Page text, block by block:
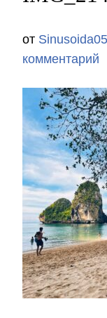
от Sinusoida
комментарий